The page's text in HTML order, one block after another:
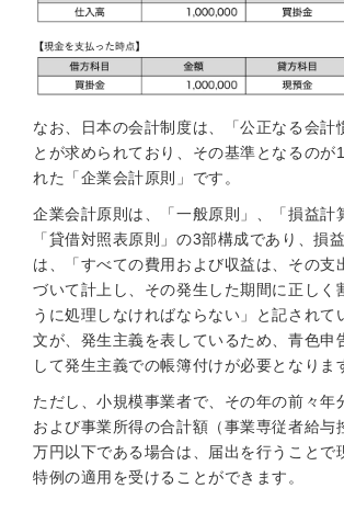
なお、日本の会計制度は、「公正なる会計
とが求められており、その基準となるのが
れた「企業会計原則」です。
企業会計原則は、「一般原則」、「損益計
「貸借対照表原則」の3部構成であり、損
は、「すべての費用および収益は、その支
づいて計上し、その発生した期間に正しく
うに処理しなければならない」と記されて
文が、発生主義を表しているため、青色申
して発生主義での帳簿付けが必要となりま
ただし、小規模事業者で、その年の前々年
および事業所得の合計額（事業専従者給与
万円以下である場合は、届出を行うことで
特例の適用を受けることができます。